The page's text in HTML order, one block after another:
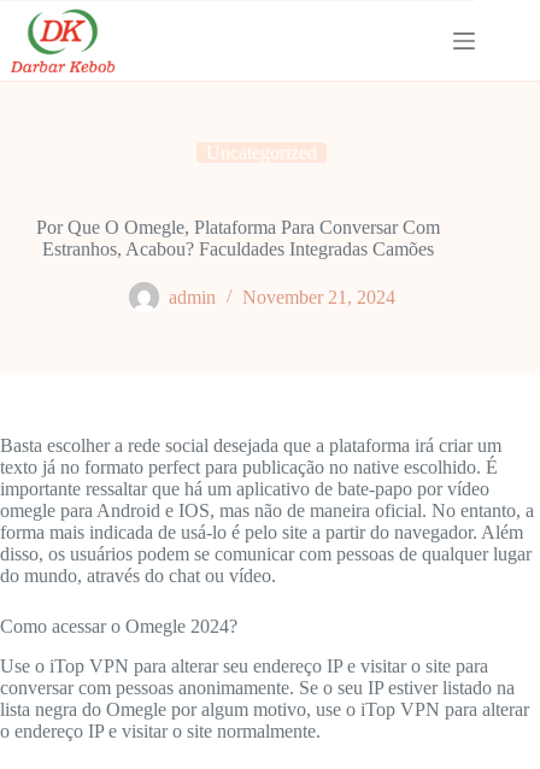
content
Uncategorized
Por Que O Omegle, Plataforma Para Conversar Com
Estranhos, Acabou? Faculdades Integradas Camões
admin November 21, 2024
Basta escolher a rede social desejada que a plataforma irá criar um
texto já no formato perfect para publicação no native escolhido. É
importante ressaltar que há um aplicativo de bate-papo por vídeo
omegle para Android e IOS, mas não de maneira oficial. No entanto, a
forma mais indicada de usá-lo é pelo site a partir do navegador. Além
disso, os usuários podem se comunicar com pessoas de qualquer lugar
do mundo, através do chat ou vídeo.
Como acessar o Omegle 2024?
Use o iTop VPN para alterar seu endereço IP e visitar o site para
conversar com pessoas anonimamente. Se o seu IP estiver listado na
lista negra do Omegle por algum motivo, use o iTop VPN para alterar
o endereço IP e visitar o site normalmente.